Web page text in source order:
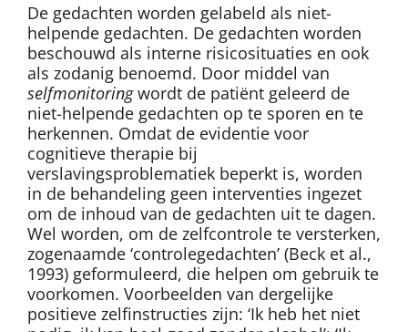
De gedachten worden gelabeld als niet-
helpende gedachten. De gedachten worden
beschouwd als interne risicosituaties en ook
als zodanig benoemd. Door middel van
selfmonitoringwordt de patiënt geleerd de
niet-helpende gedachten op te sporen en te
herkennen. Omdat de evidentie voor
cognitieve therapie bij
verslavingsproblematiek beperkt is, worden
in de behandeling geen interventies ingezet
om de inhoud van de gedachten uit te dagen.
Wel worden, om de zelfcontrole te versterken,
zogenaamde ‘controlegedachten’ (Beck et al.,
1993) geformuleerd, die helpen om gebruik te
voorkomen. Voorbeelden van dergelijke
positieve zelfinstructies zijn: ‘Ik heb het niet